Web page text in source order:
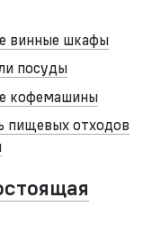
винные шкафы
посуды
кофемашины
пищевых отходов